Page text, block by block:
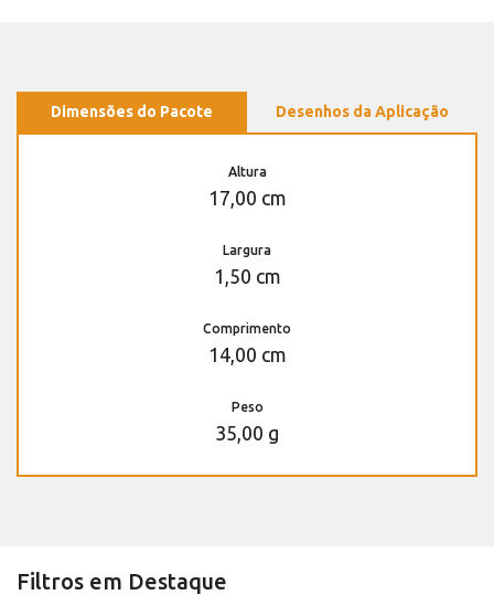
Dimensões do Pacote Desenhos da Aplicação
Altura
17,00 cm
Largura
1,50 cm
Comprimento
14,00 cm
Peso
35,00 g
Filtros em Destaque